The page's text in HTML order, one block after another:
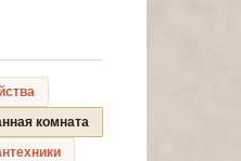
комната